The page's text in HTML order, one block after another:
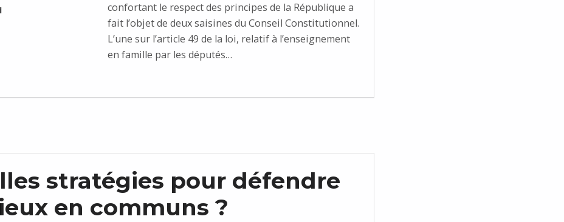
confortant le respect des principes de la République a
fait l’objet de deux saisines du Conseil Constitutionnel.
L’une sur l’article 49 de la loi, relatif à l’enseignement
en famille par les députés…
stratégies pour défendre
en communs ?